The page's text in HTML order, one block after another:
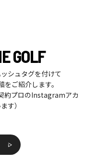
GOLF
シュタグを付けて
ご紹介します。
約プロのInstagramアカ
す）